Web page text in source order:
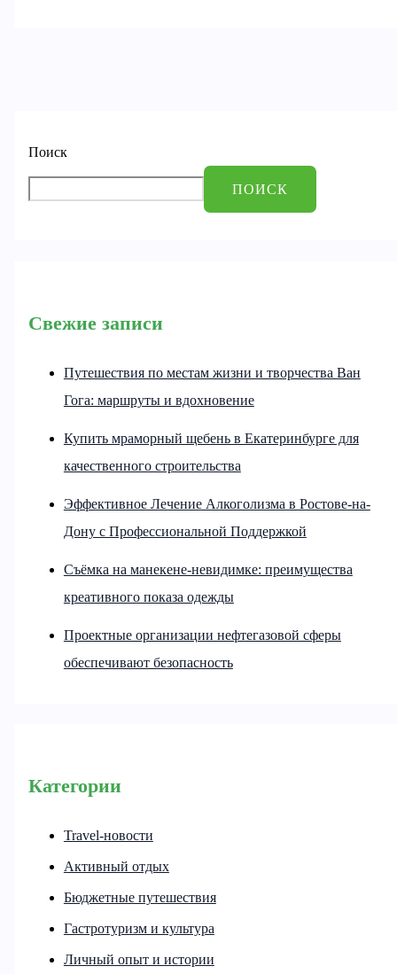
Поиск
ПОИСК
Свежие записи
Путешествия по местам жизни и творчества Ван
Гога: маршруты и вдохновение
Купить мраморный щебень в Екатеринбурге для
качественного строительства
Эффективное Лечение Алкоголизма в Ростове-на-
Дону с Профессиональной Поддержкой
Съёмка на манекене-невидимке: преимущества
креативного показа одежды
Проектные организации нефтегазовой сферы
обеспечивают безопасность
Категории
Travel-новости
Активный отдых
Бюджетные путешествия
Гастротуризм и культура
Личный опыт и истории